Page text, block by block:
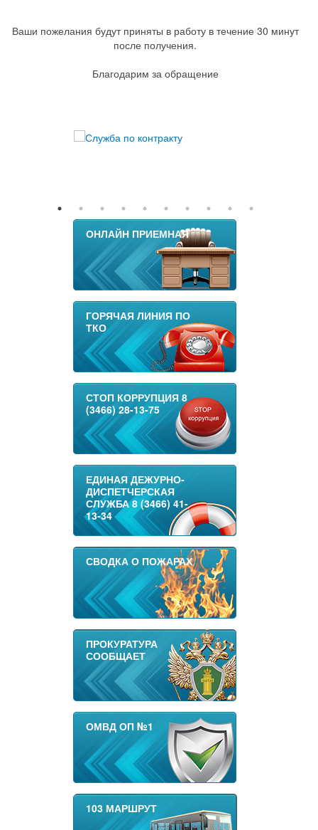
Ваши пожелания будут приняты в работу в течение 30 минут
после получения.
Благодарим за обращение
ОНЛАЙН ПРИЕМНАЯ
ГОРЯЧАЯ ЛИНИЯ ПО
ТКО
СТОП КОРРУПЦИЯ 8
(3466) 28-13-75
ЕДИНАЯ ДЕЖУРНО-
ДИСПЕТЧЕРСКАЯ
СЛУЖБА 8 (3466) 41-
13-34
СВОДКА О ПОЖАРАХ
ПРОКУРАТУРА
СООБЩАЕТ
ОМВД ОП №1
103 МАРШРУТ